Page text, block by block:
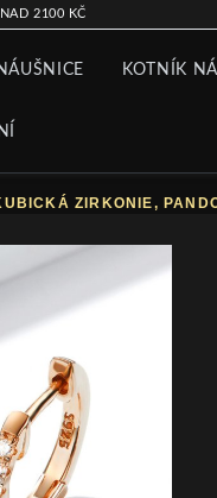
2100 KČ
KOTNÍK
ZIRKONIE,